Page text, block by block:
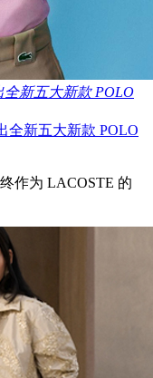
全新五大新款 POLO
全新五大新款 POLO
作为 LACOSTE 的